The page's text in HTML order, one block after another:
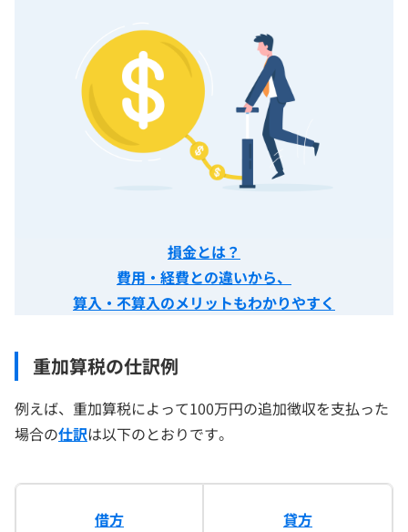
損金とは？
費用・経費との違いから、
算入・不算入のメリットもわかりやすく
重加算税の仕訳例
例えば、重加算税によって100万円の追加徴収を支払った
場合の仕訳は以下のとおりです。
借方 貸方